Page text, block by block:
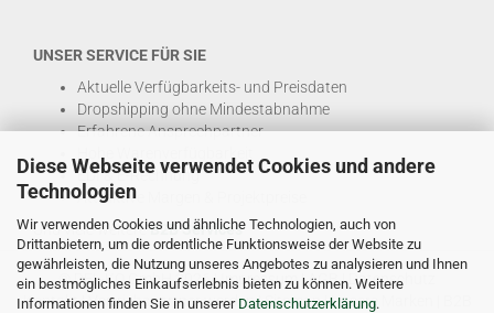
Diese Webseite verwendet Cookies und andere
Technologien
Wir verwenden Cookies und ähnliche Technologien, auch von
Drittanbietern, um die ordentliche Funktionsweise der Website zu
gewährleisten, die Nutzung unseres Angebotes zu analysieren und Ihnen
ein bestmögliches Einkaufserlebnis bieten zu können. Weitere
Informationen finden Sie in unserer Datenschutzerklärung.
UNSER SERVICE FÜR SIE
Aktuelle Verfügbarkeits- und Preisdaten
Dropshipping ohne Mindestabnahme
Erfahrene Ansprechpartner
Hohe Warenverfügbarkeit
EDI & E-Rechnung
Attraktive Margen & Projektpreise
Und viele weitereB2B Services
© DEL-KO GmbH 2026 |Impressum|AGB| Datenschutz
Kontakt|Vertriebspartner werden|Sitemap|Unsere Marken